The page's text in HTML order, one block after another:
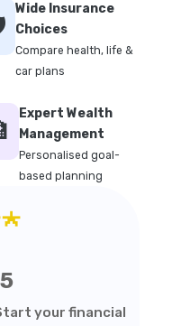
Wide Insurance
Choices
Compare health, life &
car plans
Expert Wealth
Management
Personalised goal-
based planning
your financial